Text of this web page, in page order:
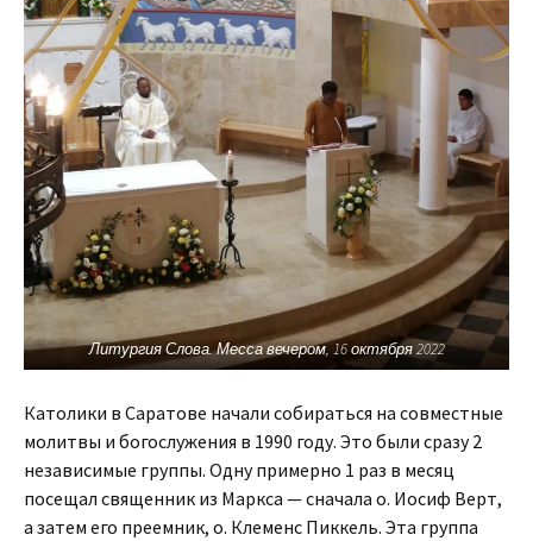
Литургия Слова. Месса вечером, 16 октября 2022
Католики в Саратове начали собираться на совместные
молитвы и богослужения в 1990 году. Это были сразу 2
независимые группы. Одну примерно 1 раз в месяц
посещал священник из Маркса — сначала о. Иосиф Верт,
а затем его преемник, о. Клеменс Пиккель. Эта группа